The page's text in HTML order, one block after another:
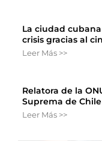
La ciudad
crisis gracias al
Leer Más >>
Relatora de la
Suprema de Chile
Leer Más >>